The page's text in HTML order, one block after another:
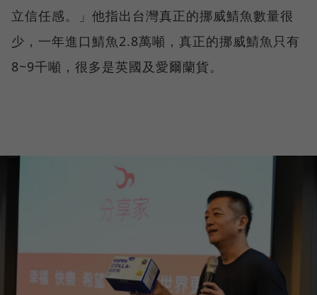
立信任感。」他指出台灣真正的挪威鯖魚數量很
少，一年進口鯖魚2.8萬噸，真正的挪威鯖魚只有
8~9千噸，很多是英國及愛爾蘭貨。